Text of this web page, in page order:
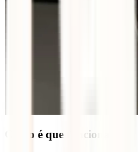
Como é que funciona?